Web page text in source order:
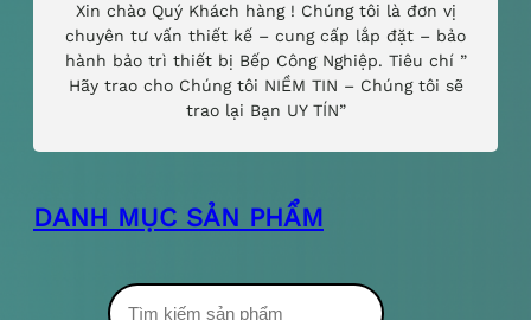
Xin chào Quý Khách hàng ! Chúng tôi là đơn vị
chuyên tư vấn thiết kế – cung cấp lắp đặt – bảo
hành bảo trì thiết bị Bếp Công Nghiệp. Tiêu chí ”
Hãy trao cho Chúng tôi NIỀM TIN – Chúng tôi sẽ
trao lại Bạn UY TÍN”
DANH MỤC SẢN PHẨM